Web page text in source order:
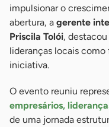
impulsionar o
abertura, a gerente
Priscila Tolói,
lideranças locais como
iniciativa.
O evento reuniu
empresários,
de uma jornada